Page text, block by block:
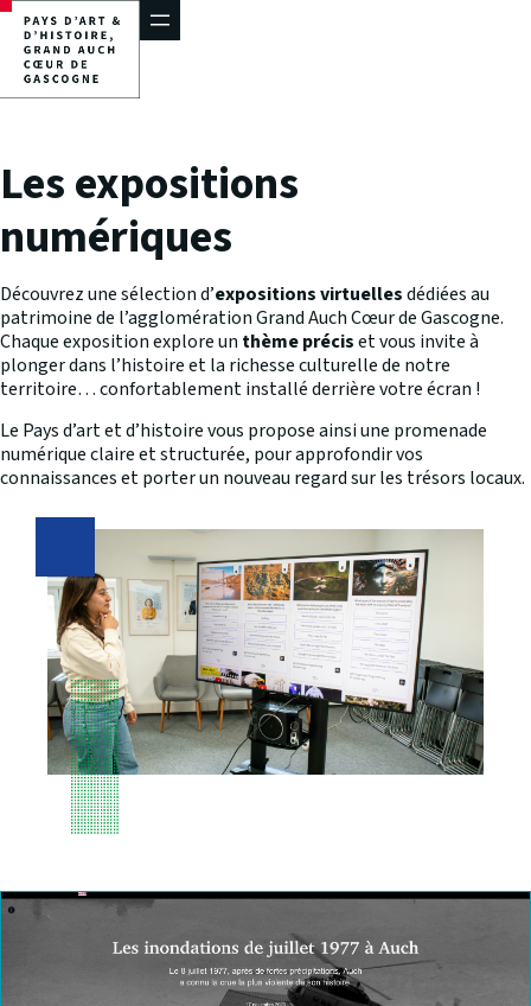
Aller
contenu
Les expositions
numériques
Découvrez une sélection d’expositions virtuellesdédiées au
patrimoine de l’agglomération Grand Auch Cœur de Gascogne.
Chaque exposition explore un thème préciset vous invite à
plonger dans l’histoire et la richesse culturelle de notre
territoire… confortablement installé derrière votre écran !
Le Pays d’art et d’histoire vous propose ainsi une promenade
numérique claire et structurée, pour approfondir vos
connaissances et porter un nouveau regard sur les trésors locaux.